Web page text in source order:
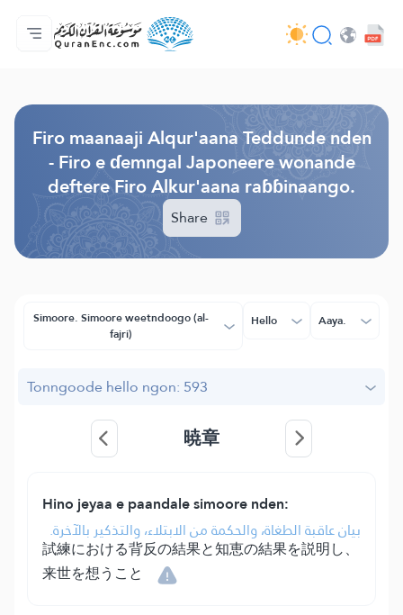
Jaɓɓorgo
Loowdi firooji ɗi
Audio
Golleeji topayɓe ( heyɗintinooɓe) ɓen - API
Fii eɓɓoore nde
Humpo'ndir e amen
Ɗemngal
Firo maanaaji Alqur'aana Teddunde nden
- Firo e ɗemngal Japoneere wonande
deftere Firo Alkur'aana raɓɓinaango.
Share
Simoore. Simoore weetndoogo (al-
fajri)
Hello Aaya.
Tonngoode hello ngon: 593
暁章
Hino jeyaa e paandale simoore nden:
بيان عاقبة الطغاة، والحكمة من الابتلاء، والتذكير بالآخرة.
試練における背反の結果と知恵の結果を説明し、
来世を想うこと